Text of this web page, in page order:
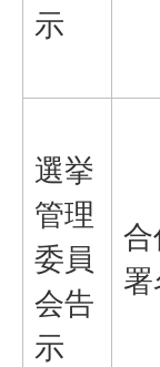
示
選挙
管理
委員
会告
示